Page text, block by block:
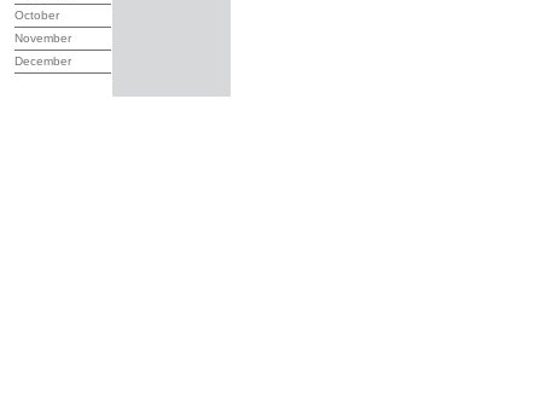
October
November
December